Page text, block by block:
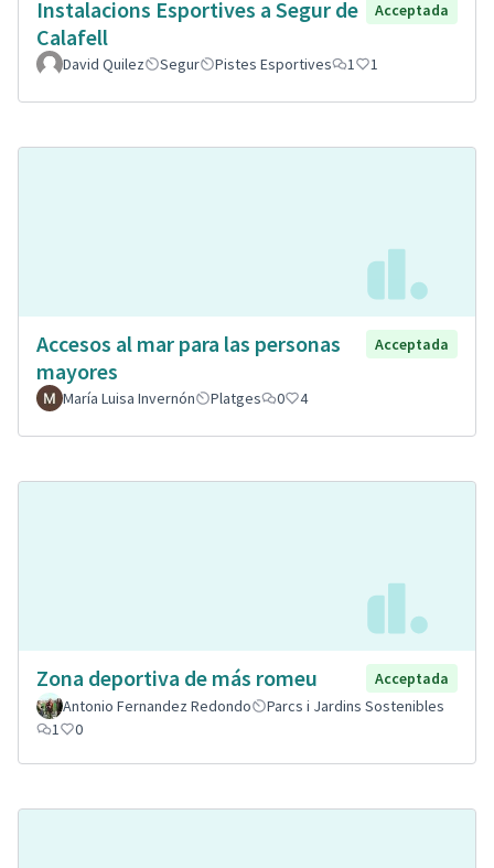
Instalacions Esportives a Segur de
Calafell
Acceptada
David Quilez Segur Pistes Esportives 1 1
Accesos al mar para las personas
mayores
Acceptada
María Luisa Invernón Platges 0 4
Zona deportiva de más romeu
Acceptada
Antonio Fernandez Redondo
Parcs i Jardins Sostenibles
1
0